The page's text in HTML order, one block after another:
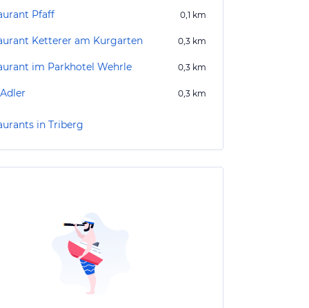
Pfaff 0,1 km
Ketterer am Kurgarten 0,3 km
im Parkhotel Wehrle 0,3 km
0,3 km
in Triberg